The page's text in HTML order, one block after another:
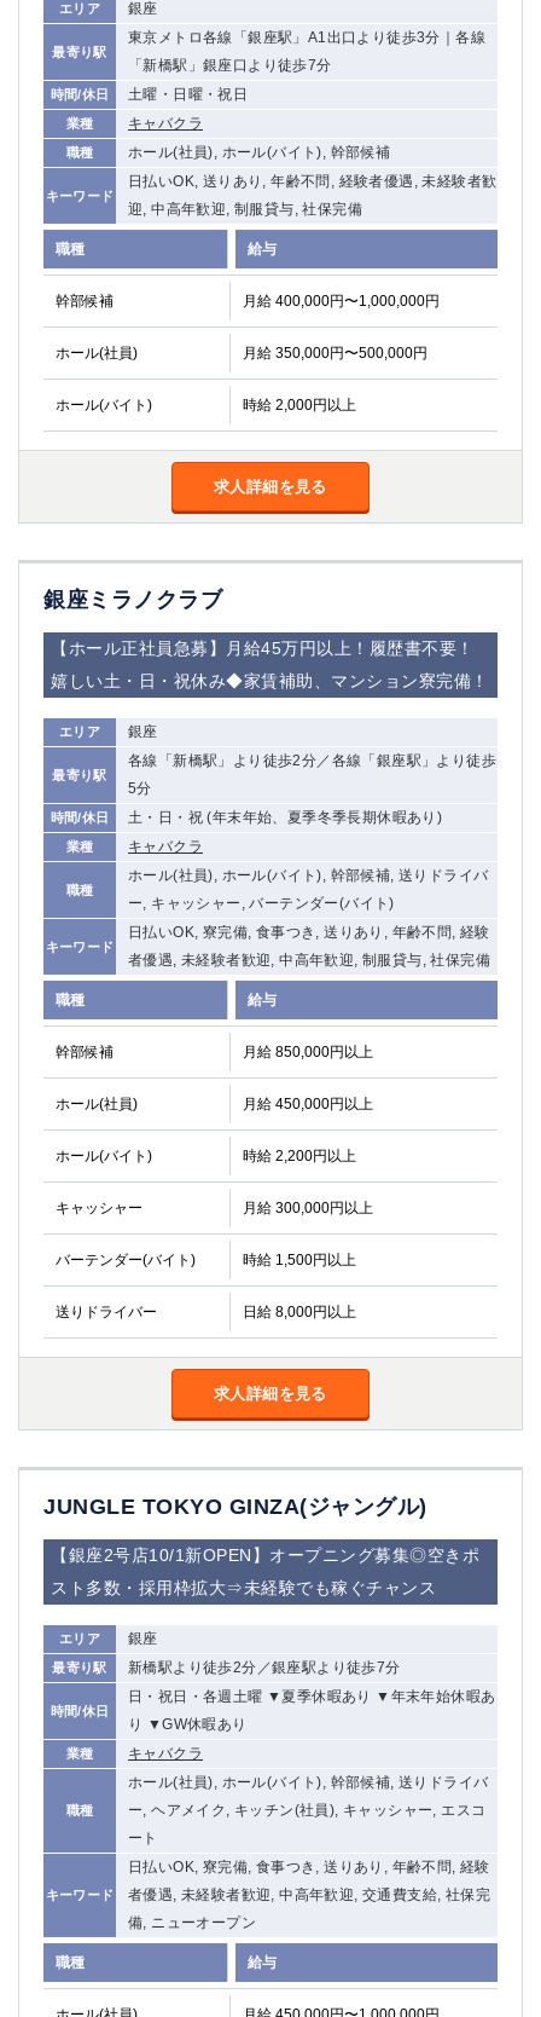
エリア 銀座
最寄り駅
東京メトロ各線「銀座駅」A1出口より徒歩3分｜各線
「新橋駅」銀座口より徒歩7分
時間/休日 土曜・日曜・祝日
業種 キャバクラ
職種 ホール(社員), ホール(バイト), 幹部候補
キーワード
日払いOK, 送りあり, 年齢不問, 経験者優遇, 未経験者歓
迎, 中高年歓迎, 制服貸与, 社保完備
職種 給与
幹部候補 月給 400,000円〜1,000,000円
ホール(社員) 月給 350,000円〜500,000円
ホール(バイト) 時給 2,000円以上
求人詳細を見る
銀座ミラノクラブ
【ホール正社員急募】月給45万円以上！履歴書不要！
嬉しい土・日・祝休み◆家賃補助、マンション寮完備！
エリア 銀座
最寄り駅
各線「新橋駅」より徒歩2分／各線「銀座駅」より徒歩
5分
時間/休日 土・日・祝 (年末年始、夏季冬季長期休暇あり)
業種 キャバクラ
職種
ホール(社員), ホール(バイト), 幹部候補, 送りドライバ
ー, キャッシャー, バーテンダー(バイト)
キーワード
日払いOK, 寮完備, 食事つき, 送りあり, 年齢不問, 経験
者優遇, 未経験者歓迎, 中高年歓迎, 制服貸与, 社保完備
職種 給与
幹部候補 月給 850,000円以上
ホール(社員) 月給 450,000円以上
ホール(バイト) 時給 2,200円以上
キャッシャー 月給 300,000円以上
バーテンダー(バイト) 時給 1,500円以上
送りドライバー 日給 8,000円以上
求人詳細を見る
JUNGLE TOKYO GINZA(ジャングル)
【銀座2号店10/1新OPEN】オープニング募集◎空きポ
スト多数・採用枠拡大⇒未経験でも稼ぐチャンス
エリア 銀座
最寄り駅 新橋駅より徒歩2分／銀座駅より徒歩7分
時間/休日
日・祝日・各週土曜 ▼夏季休暇あり ▼年末年始休暇あ
り ▼GW休暇あり
業種 キャバクラ
職種
ホール(社員), ホール(バイト), 幹部候補, 送りドライバ
ー, ヘアメイク, キッチン(社員), キャッシャー, エスコ
ート
キーワード
日払いOK, 寮完備, 食事つき, 送りあり, 年齢不問, 経験
者優遇, 未経験者歓迎, 中高年歓迎, 交通費支給, 社保完
備, ニューオープン
職種 給与
茂原
八千代台
本八幡
東金
浦安
栃木県
小山
東武宇都宮（宇都宮西口）
茨城県
土浦 ひたち野うしく
高崎 館林